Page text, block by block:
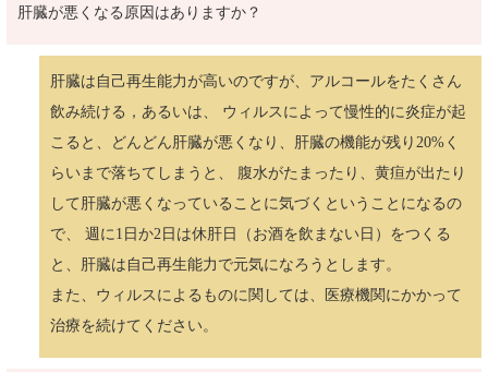
肝臓が悪くなる原因はありますか？
肝臓は自己再生能力が高いのですが、アルコールをたくさん
飲み続ける，あるいは、 ウィルスによって慢性的に炎症が起
こると、どんどん肝臓が悪くなり、肝臓の機能が残り20%く
らいまで落ちてしまうと、 腹水がたまったり、黄疸が出たり
して肝臓が悪くなっていることに気づくということになるの
で、 週に1日か2日は休肝日（お酒を飲まない日）をつくる
と、肝臓は自己再生能力で元気になろうとします。
また、ウィルスによるものに関しては、医療機関にかかって
治療を続けてください。